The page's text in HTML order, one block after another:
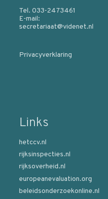
Tel. 033-2473461
E-mail:
secretariaat@videnet.nl
Privacyverklaring
Links
hetccv.nl
rijksinspecties.nl
rijksoverheid.nl
europeanevaluation.org
beleidsonderzoekonline.nl